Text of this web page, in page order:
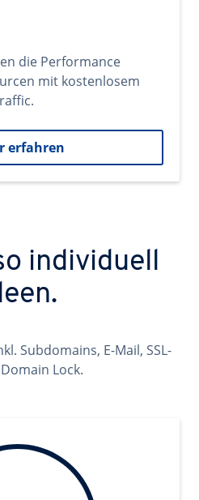
die Performance
mit kostenlosem
erfahren
individuell
Subdomains, E-Mail, SSL-
Lock.